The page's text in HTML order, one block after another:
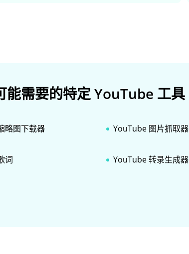
能需要的特定 YouTube 工具
略图下载器 YouTube 图片抓取器
词 YouTube 转录生成器